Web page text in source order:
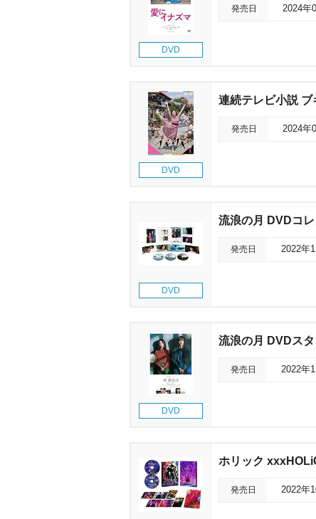
DVD
発売日 2024年
DVD
連続テレビ小説
発売日 2024年
DVD
流浪の月 DVDコ
発売日 2022年
DVD
流浪の月 DVDス
発売日 2022年
ホリック
発売日 2022年